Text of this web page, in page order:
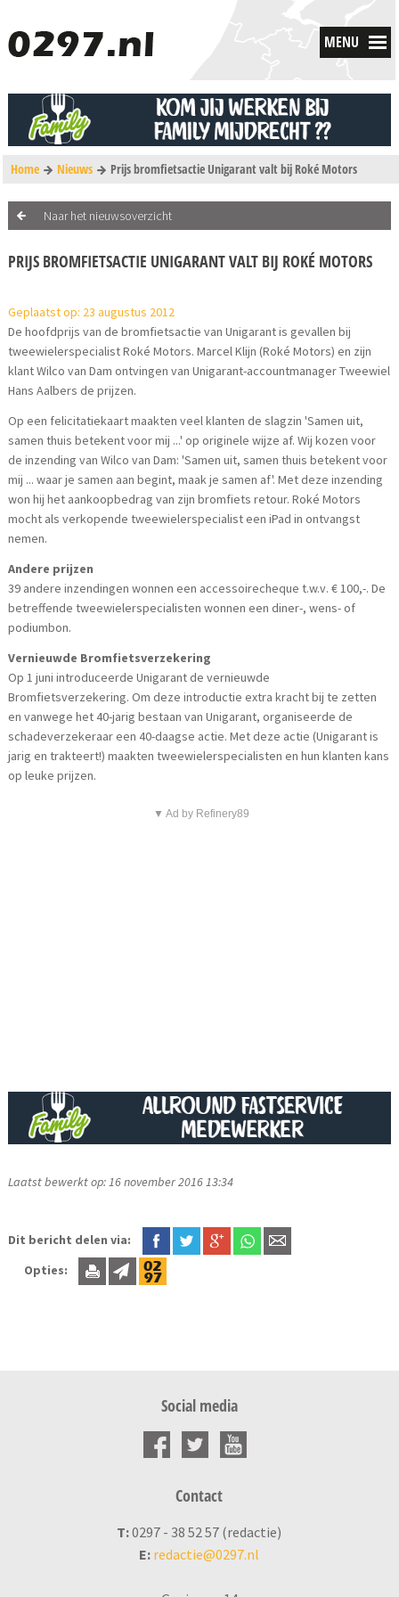
MENU
Home Nieuws Prijs bromfietsactie Unigarant valt bij Roké Motors
Naar het nieuwsoverzicht
PRIJS BROMFIETSACTIE UNIGARANT VALT BIJ ROKÉ MOTORS
Geplaatst op: 23 augustus 2012
De hoofdprijs van de bromfietsactie van Unigarant is gevallen bij
tweewielerspecialist Roké Motors. Marcel Klijn (Roké Motors) en zijn
klant Wilco van Dam ontvingen van Unigarant-accountmanager Tweewiel
Hans Aalbers de prijzen.
Op een felicitatiekaart maakten veel klanten de slagzin 'Samen uit,
samen thuis betekent voor mij ...' op originele wijze af. Wij kozen voor
de inzending van Wilco van Dam: 'Samen uit, samen thuis betekent voor
mij ... waar je samen aan begint, maak je samen af'. Met deze inzending
won hij het aankoopbedrag van zijn bromfiets retour. Roké Motors
mocht als verkopende tweewielerspecialist een iPad in ontvangst
nemen.
Andere prijzen
39 andere inzendingen wonnen een accessoirecheque t.w.v. € 100,-. De
betreffende tweewielerspecialisten wonnen een diner-, wens- of
podiumbon.
Vernieuwde Bromfietsverzekering
Op 1 juni introduceerde Unigarant de vernieuwde
Bromfietsverzekering. Om deze introductie extra kracht bij te zetten
en vanwege het 40-jarig bestaan van Unigarant, organiseerde de
schadeverzekeraar een 40-daagse actie. Met deze actie (Unigarant is
jarig en trakteert!) maakten tweewielerspecialisten en hun klanten kans
op leuke prijzen.
▼ Ad by Refinery89
Laatst bewerkt op: 16 november 2016 13:34
Dit bericht delen via:
Opties:
Social media
Contact
T:0297 - 38 52 57 (redactie)
E: redactie@0297.nl